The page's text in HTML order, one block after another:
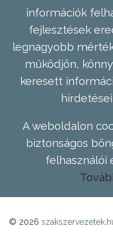
információk
fejlesztések
legnagyobb
működjön,
keresett
A weboldalon
biztonságos
felhasználói
© 2026